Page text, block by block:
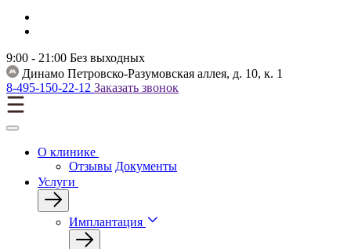
9:00 - 21:00 Без выходных
Динамо Петровско-Разумовская аллея, д. 10, к. 1
8-495-150-22-12 Заказать звонок
О клинике
Отзывы Документы
Услуги
Имплантация